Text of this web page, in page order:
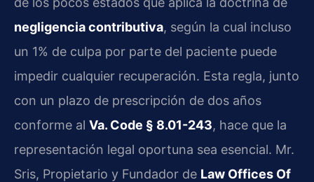
negligencia contributiva, según la cual incluso
un 1% de culpa por parte del paciente puede
impedir cualquier recuperación. Esta regla, junto
con un plazo de prescripción de dos años
conforme al Va. Code § 8.01-243, hace que la
representación legal oportuna sea esencial. Mr.
Sris, Propietario y Fundador de Law Offices Of